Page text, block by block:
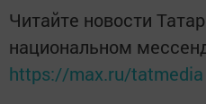
Читайте новости
национальном
https://max.ru/tatmedia